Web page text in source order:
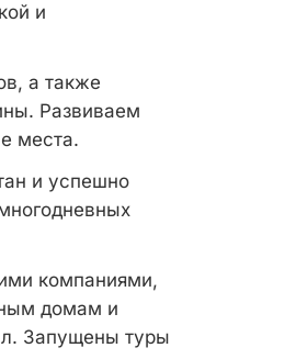
и
а также
Развиваем
места.
и успешно
компаниями,
домам и
Запущены туры